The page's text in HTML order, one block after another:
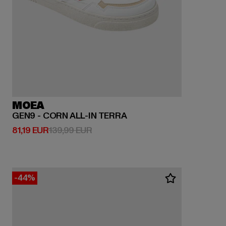
MOEA
GEN9 - CORN ALL-IN TERRA
81,19 EUR
Derzeitiger Preis: 81,19 EUR
139,99 EURAktionspreis: 139,99 EUR
-44%